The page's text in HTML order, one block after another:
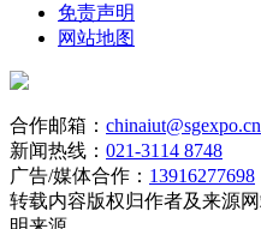
免责声明
网站地图
合作邮箱： chinaiut@sgexpo.cn
新闻热线： 021-3114 8748
广告/媒体合作： 13916277698
转载内容版权归作者及来源